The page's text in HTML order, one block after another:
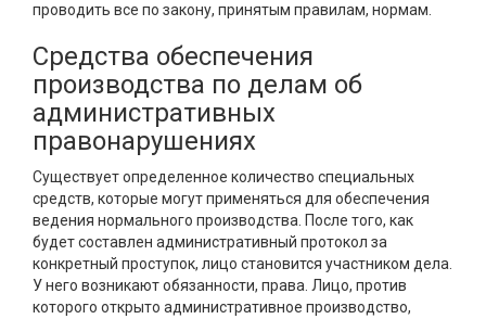
проводить все по закону, принятым правилам, нормам.
Средства обеспечения
производства по делам об
административных
правонарушениях
Существует определенное количество специальных
средств, которые могут применяться для обеспечения
ведения нормального производства. После того, как
будет составлен административный протокол за
конкретный проступок, лицо становится участником дела.
У него возникают обязанности, права. Лицо, против
которого открыто административное производство,